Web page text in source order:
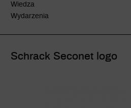
Wiedza
Wydarzenia
Schrack Seconet logo